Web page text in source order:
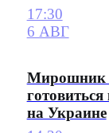
17:30
6 АВГ
Мирошник
на Украине